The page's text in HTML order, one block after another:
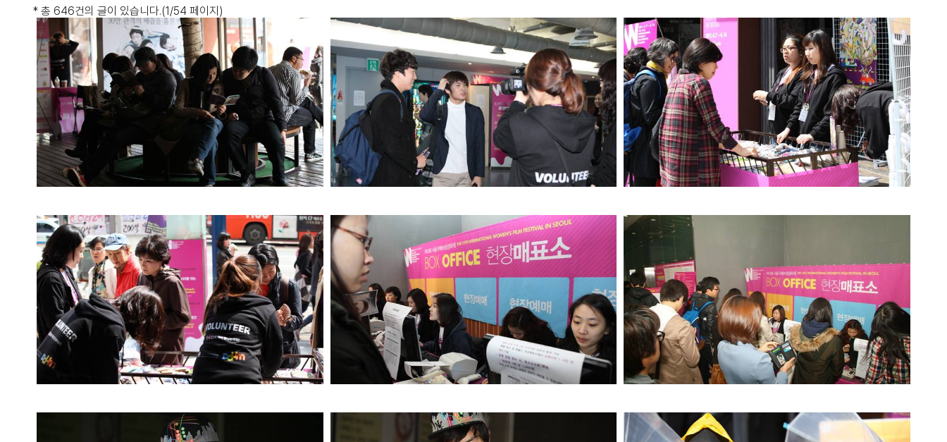
* 총 646건의 글이 있습니다.(1/54 페이지)